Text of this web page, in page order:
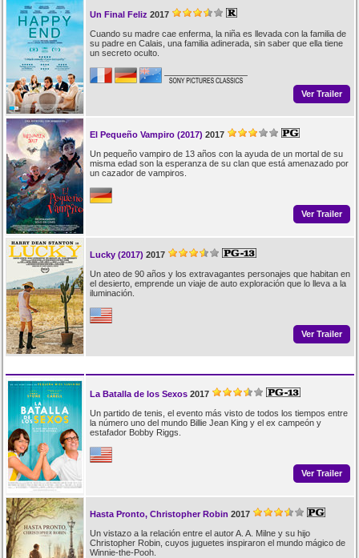
Un Final Feliz 2017
Cuando su madre cae enferma, la niña es llevada con la familia de
su padre en Calais, una familia adinerada, sin saber que ella tiene
un secreto oculto.
Ver Trailer
El Pequeño Vampiro (2017) 2017
Un pequeño vampiro de 13 años con la ayuda de un mortal de su
misma edad son la esperanza de su clan que está amenazado por
un cazador de vampiros.
Ver Trailer
Lucky (2017) 2017
Un ateo de 90 años y los extravagantes personajes que habitan en
el desierto, emprende un viaje de auto exploración que lo lleva a la
iluminación.
Ver Trailer
La Batalla de los Sexos 2017
Un partido de tenis, el evento más visto de todos los tiempos entre
la número uno del mundo Billie Jean King y el ex campeón y
estafador Bobby Riggs.
Ver Trailer
Hasta Pronto, Christopher Robin 2017
Un vistazo a la relación entre el autor A. A. Milne y su hijo
Christopher Robin, cuyos juguetes inspiraron el mundo mágico de
Winnie-the-Pooh.